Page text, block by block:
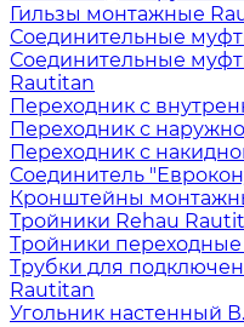
Гильзы монтажные
Соединительные
Соединительные
Rautitan
Переходник с
Переходник с
Переходник с
Соединитель
Кронштейны
Тройники Rehau
Тройники
Трубки для
Rautitan
Угольник настенный